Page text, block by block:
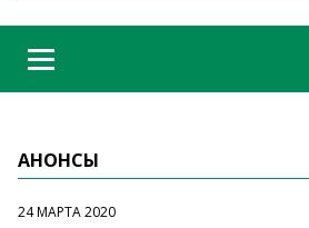
АНОНСЫ
24 МАРТА 2020